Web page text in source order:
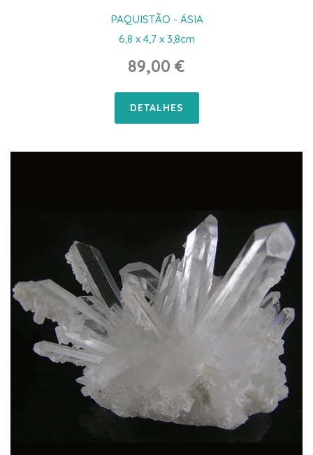
PAQUISTÃO - ÁSIA
6,8 x 4,7 x 3,8cm
89,00 €
DETALHES